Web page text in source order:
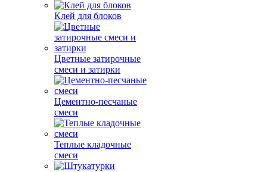
Клей для блоков
Цветные затирочные
смеси и затирки
Цементно-песчаные
смеси
Теплые кладочные
смеси